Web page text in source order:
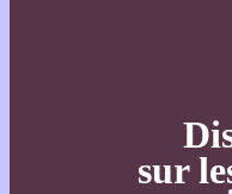
sur